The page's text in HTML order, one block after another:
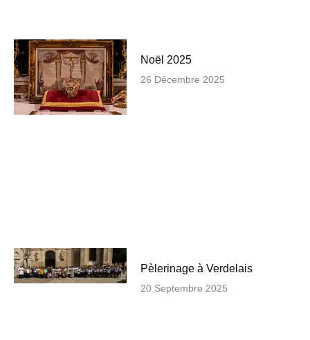
Noël 2025
26 Décembre 2025
Pèlerinage à Verdelais
20 Septembre 2025